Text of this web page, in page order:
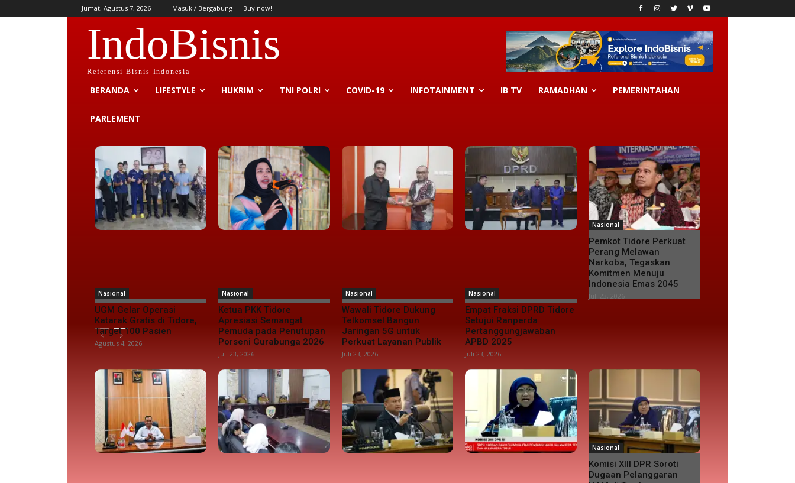
Jumat, Agustus 7, 2026 Masuk / Bergabung Buy now!
IndoBisnis
Referensi Bisnis Indonesia
BERANDA LIFESTYLE HUKRIM TNI POLRI COVID-19 INFOTAINMENT IB TV RAMADHAN PEMERINTAHAN
PARLEMENT
Nasional
UGM Gelar Operasi
Katarak Gratis di Tidore,
Target 100 Pasien
Agustus 4, 2026
Nasional
Ketua PKK Tidore
Apresiasi Semangat
Pemuda pada Penutupan
Porseni Gurabunga 2026
Juli 23, 2026
Nasional
Wawali Tidore Dukung
Telkomsel Bangun
Jaringan 5G untuk
Perkuat Layanan Publik
Juli 23, 2026
Nasional
Empat Fraksi DPRD Tidore
Setujui Ranperda
Pertanggungjawaban
APBD 2025
Juli 23, 2026
Nasional
Pemkot Tidore Perkuat
Perang Melawan
Narkoba, Tegaskan
Komitmen Menuju
Indonesia Emas 2045
Nasional
Komisi XIII DPR Soroti
Dugaan Pelanggaran